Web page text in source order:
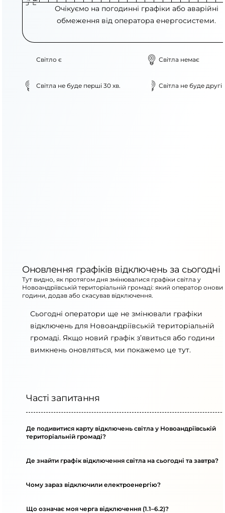
Очікуємо на погодинні графіки або аварійні
обмеження від оператора енергосистеми.
Світло є Світла немає
Світла не буде перші 30 хв. Світла не буде другі
Оновлення графіків відключень за сьогодні
Тут видно, як протягом дня змінювалися графіки світла у
Новоандріївській територіальній громаді: який оператор
години, додав або скасував відключення.
Сьогодні оператори ще не змінювали графіки
відключень для Новоандріївській територіальній
громаді. Якщо новий графік з’явиться або години
вимкнень оновляться, ми покажемо це тут.
Часті запитання
Де подивитися карту відключень світла у Новоандріївській
територіальній громаді?
Де знайти графік відключення світла на сьогодні та завтра?
Чому зараз відключили електроенергію?
Що означає моя черга відключення (1.1–6.2)?